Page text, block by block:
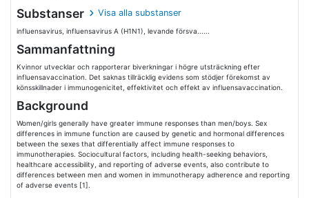
Substanser Visa alla substanser
influensavirus, influensavirus A (H1N1), levande försva......
Sammanfattning
Kvinnor utvecklar och rapporterar biverkningar i högre utsträckning efter
influensavaccination. Det saknas tillräcklig evidens som stödjer förekomst av
könsskillnader i immunogenicitet, effektivitet och effekt av influensavaccination.
Background
Women/girls generally have greater immune responses than men/boys. Sex
differences in immune function are caused by genetic and hormonal differences
between the sexes that differentially affect immune responses to
immunotherapies. Sociocultural factors, including health-seeking behaviors,
healthcare accessibility, and reporting of adverse events, also contribute to
differences between men and women in immunotherapy adherence and reporting
of adverse events [1].